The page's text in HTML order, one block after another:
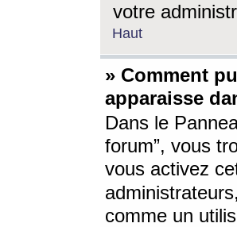
votre
Haut
» Comment
apparaisse
Dans le
forum”, vous
vous activez
comme un